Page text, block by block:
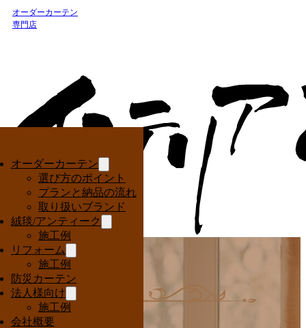
オーダーカーテン
専門店
オーダーカーテン
選び方のポイント
プランと納品の流れ
取り扱いブランド
絨毯/アンティーク
施工例
リフォーム
施工例
防災カーテン
法人様向け
施工例
会社概要
Interior Ota